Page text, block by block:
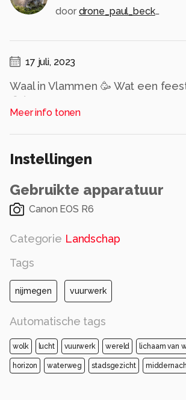
door drone_paul_beckers_
17 juli, 2023
Waal in Vlammen 🥳 Wat een
📌 Locatie: Waalkade
📍 Plaats: Nijmegen
Alle rechten voorbehouden
Meer info tonen
Instellingen
Gebruikte apparatuur
Canon EOS R6
Categorie Landschap
Tags
nijmegen vuurwerk
Automatische tags
wolk lucht vuurwerk wereld lichaam van
horizon waterweg stadsgezicht